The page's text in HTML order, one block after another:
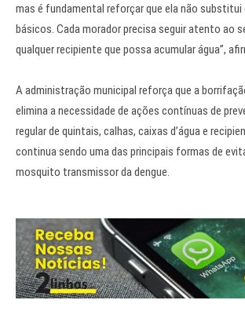
mas é fundamental reforçar que ela não substitui
básicos. Cada morador precisa seguir atento ao
qualquer recipiente que possa acumular água”,
A administração municipal reforça que a
elimina a necessidade de ações contínuas de
regular de quintais, calhas, caixas d’água e
continua sendo uma das principais formas de
mosquito transmissor da dengue.